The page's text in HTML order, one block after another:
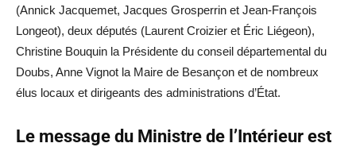
(Annick Jacquemet, Jacques Grosperrin et Jean-François
Longeot), deux députés (Laurent Croizier et Éric Liégeon),
Christine Bouquin la Présidente du conseil départemental du
Doubs, Anne Vignot la Maire de Besançon et de nombreux
élus locaux et dirigeants des administrations d’État.
Le message du Ministre de l’Intérieur est